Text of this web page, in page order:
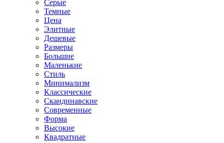
Серые
Темные
Цена
Элитные
Дешевые
Размеры
Большие
Маленькие
Стиль
Минимализм
Классические
Скандинавские
Современные
Форма
Высокие
Квадратные